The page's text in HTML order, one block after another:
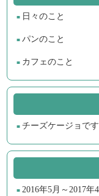
日々のこと
パンのこと
カフェのこと
チーズケージョで
2016年5月～2017